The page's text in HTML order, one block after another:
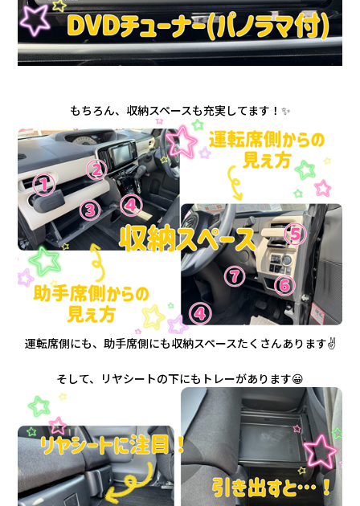
もちろん、収納スペースも充実してます！✨
運転席側にも、助手席側にも収納スペースたくさんあります✌️
そして、リヤシートの下にもトレーがあります😀